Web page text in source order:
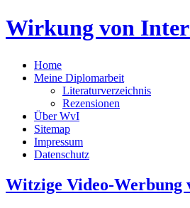
Wirkung von
Home
Meine Diplomarbeit
Literaturverzeichnis
Rezensionen
Über WvI
Sitemap
Impressum
Datenschutz
Witzige Video-Werbung